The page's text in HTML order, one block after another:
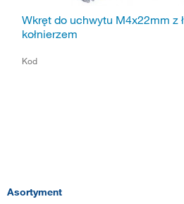
Wkręt do uchwytu M4x22mm z
kołnierzem
Kod
Asortyment